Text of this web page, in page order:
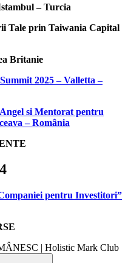
– Turcia
Tale prin Taiwania Capital
Britanie
2025 – Valletta –
si Mentorat pentru
– România
pentru Investitori”
| Holistic Mark Club